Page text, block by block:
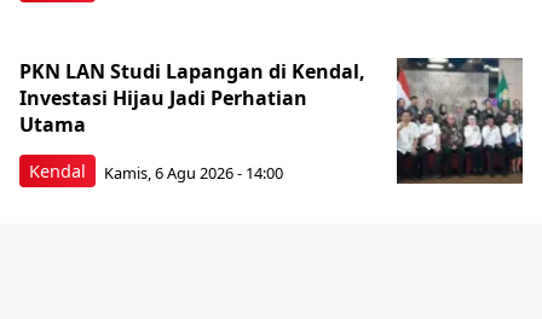
Kendal
PKN LAN Studi Lapangan di Kendal,
Investasi Hijau Jadi Perhatian
Utama
Kamis, 6 Agu 2026 - 14:00